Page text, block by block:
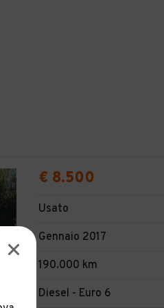
€ 8.500
Usato
Gennaio 2017
190.000 km
Diesel - Euro 6